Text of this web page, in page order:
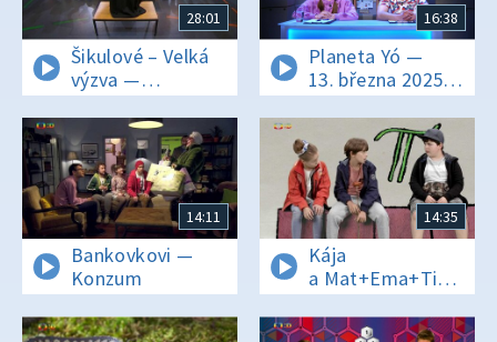
28:01
Šikulové – Velká
výzva —
2. listopadu 2023
16:38
Planeta Yó —
13. března 2025
15:55
14:11
Bankovkovi —
Konzum
14:35
Kája
a Mat+Ema+Tika —
Převozníkův
problém